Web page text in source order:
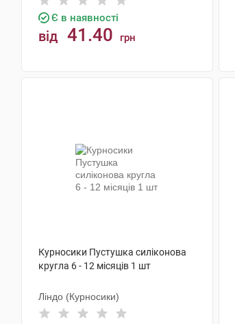
Є в наявності
від 41.40 грн
Курносики Пустушка силіконова
кругла 6 - 12 місяців 1 шт
Ліндо (Курносики)